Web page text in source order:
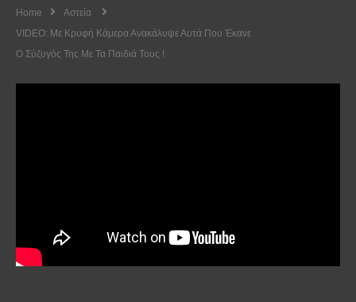
Home
Αστεία
VIDEO: Με Κρυφή Κάμερα Ανακάλυψε Αυτά Που Έκανε
Ο Σύζυγός Της Με Τα Παιδιά Τους !